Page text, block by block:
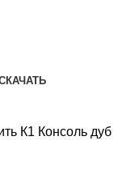
К1 Консоль дуб